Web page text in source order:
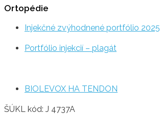
Ortopédie
Injekčné zvýhodnené portfólio 2025
Portfólio injekcií – plagát
BIOLEVOX HA TENDON
ŠÚKL kód: J 4737A